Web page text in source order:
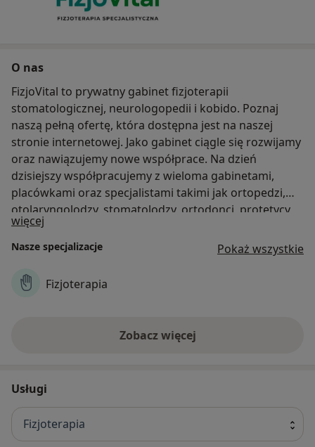
O nas
FizjoVital to prywatny gabinet fizjoterapii
stomatologicznej, neurologopedii i kobido. Poznaj
naszą pełną ofertę, która dostępna jest na naszej
stronie internetowej. Jako gabinet ciągle się rozwijamy
oraz nawiązujemy nowe współprace. Na dzień
dzisiejszy współpracujemy z wieloma gabinetami,
placówkami oraz specjalistami takimi jak ortopedzi,
otolaryngolodzy, stomatolodzy, ortodonci, protetycy,
periodontolodzy, chirurdzy szczękowi, lekarze
medycyny estetycznej.
więcej
Nasze specjalizacje Pokaż wszystkie
Fizjoterapia
Zobacz więcej
Usługi
Fizjoterapia